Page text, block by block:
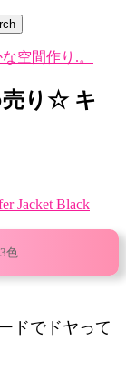
空間作り.。
り☆ キ
Jacket Black
色
ドでドヤって